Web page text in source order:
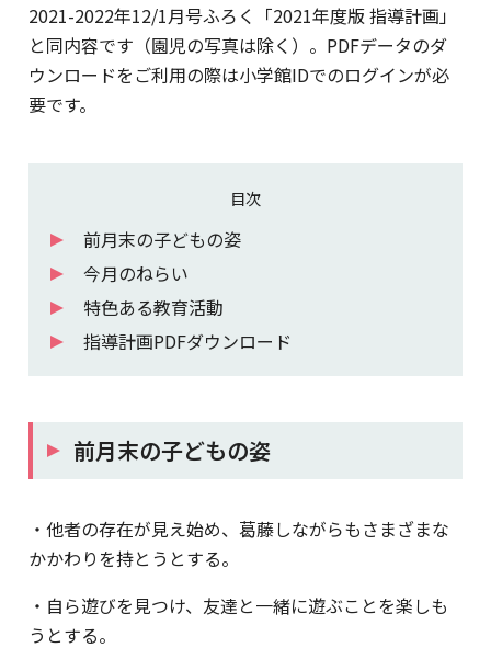
2021-2022年12/1月号ふろく「2021年度版 指導計画」
と同内容です（園児の写真は除く）。PDFデータのダ
ウンロードをご利用の際は小学館IDでのログインが必
要です。
目次
前月末の子どもの姿
今月のねらい
特色ある教育活動
指導計画PDFダウンロード
前月末の子どもの姿
・他者の存在が見え始め、葛藤しながらもさまざまな
かかわりを持とうとする。
・自ら遊びを見つけ、友達と一緒に遊ぶことを楽しも
うとする。